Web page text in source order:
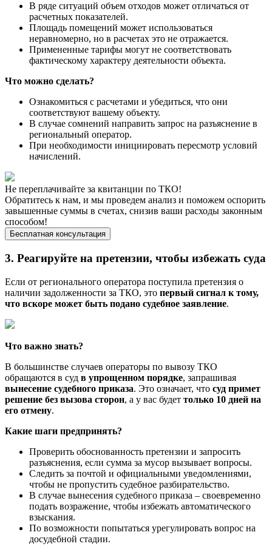
В ряде ситуаций объем отходов может отличаться от
расчетных показателей.
Площадь помещений может использоваться
неравномерно, но в расчетах это не отражается.
Примененные тарифы могут не соответствовать
фактическому характеру деятельности объекта.
Что можно сделать?
Ознакомиться с расчетами и убедиться, что они
соответствуют вашему объекту.
В случае сомнений направить запрос на разъяснение в
региональный оператор.
При необходимости инициировать пересмотр условий
начислений.
Не переплачивайте за квитанции по ТКО!
Обратитесь к нам, и мы проведем анализ и поможем оспорить
завышенные суммы в счетах, снизив ваши расходы законным
способом!
Бесплатная консультация
3. Реагируйте на претензии, чтобы избежать суда
Если от регионального оператора поступила претензия о
наличии задолженности за ТКО, это первый сигнал к тому,
что вскоре может быть подано судебное заявление.
Что важно знать?
В большинстве случаев операторы по вывозу ТКО
обращаются в суд в упрощенном порядке, запрашивая
вынесение судебного приказа. Это означает, что суд примет
решение без вызова сторон, а у вас будет только 10 дней на
его отмену.
Какие шаги предпринять?
Проверить обоснованность претензии и запросить
разъяснения, если сумма за мусор вызывает вопросы.
Следить за почтой и официальными уведомлениями,
чтобы не пропустить судебное разбирательство.
В случае вынесения судебного приказа – своевременно
подать возражение, чтобы избежать автоматического
взыскания.
По возможности попытаться урегулировать вопрос на
досудебной стадии.